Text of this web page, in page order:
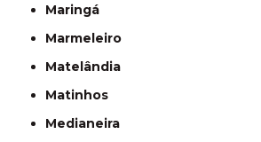
Maringá
Marmeleiro
Matelândia
Matinhos
Medianeira